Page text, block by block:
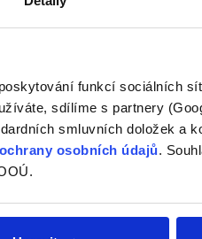
funkcí sociálních
sdílíme s partnery
smluvních doložek a
osobních údajů.
konverzačním
Úroveň angličtiny B1
této úrovni rozumí
projevu, včetně
při rozhovoru s…
take a deep